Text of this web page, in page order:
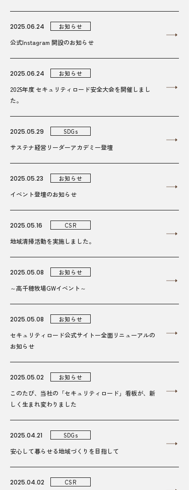
2025.06.24 お知らせ
公式Instagram 開設のお知らせ
2025.06.24 お知らせ
2025年度 セキュリティロード安全大会を開催しまし
た。
2025.05.29 SDGs
サステナ経営リーダーアカデミー登壇
2025.05.23 お知らせ
イベント登壇のお知らせ
2025.05.16 CSR
地域清掃活動を実施しました。
2025.05.08 お知らせ
～高千穂牧場GWイベント～
2025.05.08 お知らせ
セキュリティロード公式サイトー全面リニューアルの
お知らせ
2025.05.02 お知らせ
このたび、当社の「セキュリティロード」看板が、新
しく生まれ変わりました
2025.04.21 SDGs
安心して暮らせる地域づくりを目指して
2025.04.02 CSR